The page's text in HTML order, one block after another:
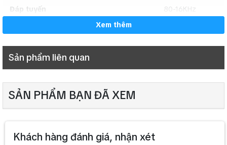
gắn
86x86x50mm
Kích thước
thực
Trọng lượng 0.16Kg 0.22 Kg 0.22Kg
Phụ kiện Một cặp vít M3.5x2.0
Đáp tuyến
80-16KHz
Các mức 11 mức
Kích thước
gắn
Kích thước
Xem thêm
Sản phẩm liên quan
SẢN PHẨM BẠN ĐÃ XEM
Khách hàng đánh giá, nhận xét